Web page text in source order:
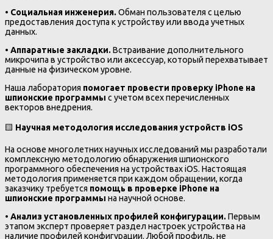
• Социальная инженерия.Обман пользователя с целью
предоставления доступа к устройству или ввода учетных
данных.
• Аппаратные закладки.Встраивание дополнительного
микрочипа в устройство или аксессуар, который перехватывает
данные на физическом уровне.
Наша лаборатория помогает провести проверку iPhone на
шпионские программы с учетом всех перечисленных
векторов внедрения.
🟨 Научная методология исследования устройств iOS
На основе многолетних научных исследований мы разработали
комплексную методологию обнаружения шпионского
программного обеспечения на устройствах iOS. Настоящая
методология применяется при каждом обращении, когда
заказчику требуется помощь в проверке iPhone на
шпионские программы на научной основе.
• Анализ установленных профилей конфигурации.Первым
этапом эксперт проверяет раздел настроек устройства на
наличие профилей конфигурации. Любой профиль, не